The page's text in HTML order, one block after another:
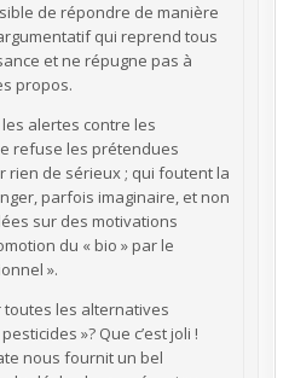
de répondre de manière
qui reprend tous
et ne répugne pas à
propos.
les alertes contre les
refuse les prétendues
rien de sérieux ; qui foutent la
parfois imaginaire, et non
sur des motivations
du « bio » par le
».
toutes les alternatives
»? Que c’est joli !
nous fournit un bel